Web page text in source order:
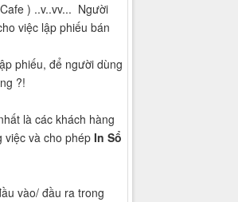
) ..v..vv... Người
việc lập phiếu bán
phiếu, để người dùng
?!
là các khách hàng
việc và cho phépIn Sổ
vào/ đầu ra trong